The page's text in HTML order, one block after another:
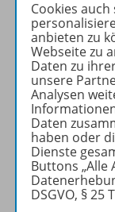
Cookies
anbieten zu
Webseite zu
Daten zu
unsere
Analysen
Daten
haben oder
Dienste
Buttons „Alle
DSGVO, § 25